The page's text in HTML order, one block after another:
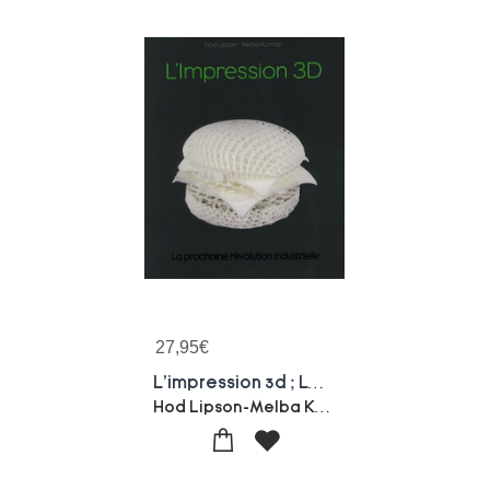
27,95€
L'impression 3d ; La Prochaine Revolution Industrielle
Hod Lipson-Melba Kurman